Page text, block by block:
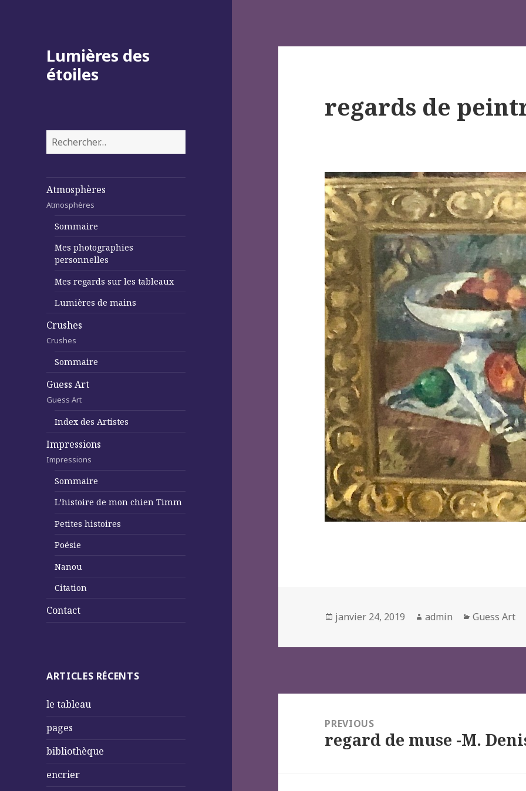
Lumières des
étoiles
Rechercher :
Atmosphères
Atmosphères
Sommaire
Mes photographies
personnelles
Mes regards sur les tableaux
Lumières de mains
Crushes
Crushes
Sommaire
Guess Art
Guess Art
Index des Artistes
Impressions
Impressions
Sommaire
L’histoire de mon chien Timm
Petites histoires
Poésie
Nanou
Citation
Contact
ARTICLES RÉCENTS
le tableau
pages
bibliothèque
encrier
regards de
Posted
janvier 24, 2019 Author
admin Categories
Guess Art
l’article
PREVIOUS
Previous
regard de muse -M.